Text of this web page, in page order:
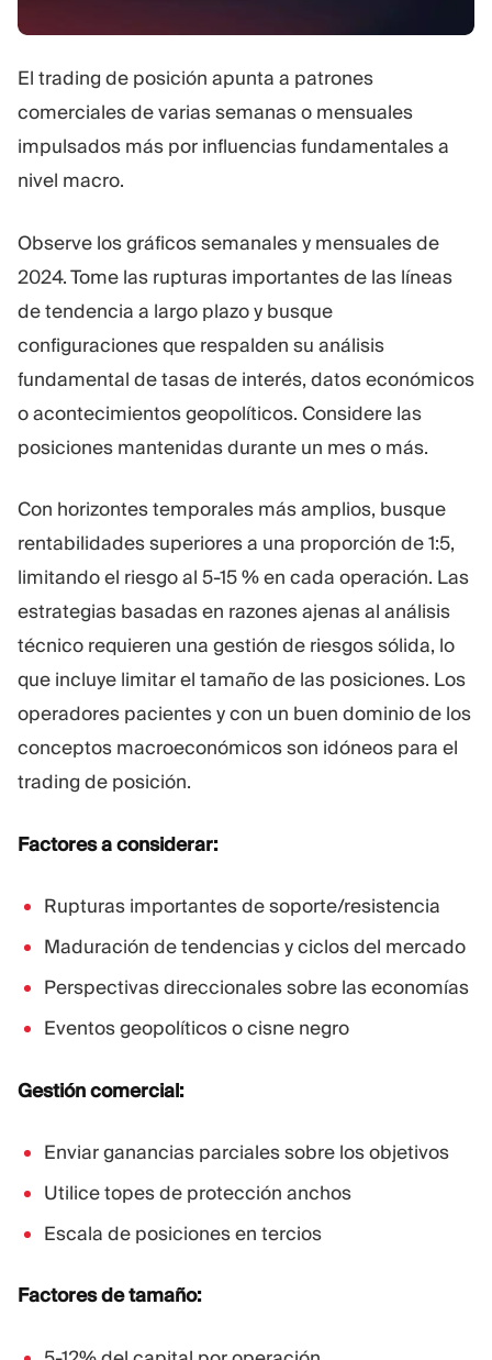
El trading de posición apunta a patrones
comerciales de varias semanas o mensuales
impulsados más por influencias fundamentales a
nivel macro.
Observe los gráficos semanales y mensuales de
2024. Tome las rupturas importantes de las líneas
de tendencia a largo plazo y busque
configuraciones que respalden su análisis
fundamental de tasas de interés, datos económicos
o acontecimientos geopolíticos. Considere las
posiciones mantenidas durante un mes o más.
Con horizontes temporales más amplios, busque
rentabilidades superiores a una proporción de 1:5,
limitando el riesgo al 5-15 % en cada operación. Las
estrategias basadas en razones ajenas al análisis
técnico requieren una gestión de riesgos sólida, lo
que incluye limitar el tamaño de las posiciones. Los
operadores pacientes y con un buen dominio de los
conceptos macroeconómicos son idóneos para el
trading de posición.
Factores a considerar:
Rupturas importantes de soporte/resistencia
Maduración de tendencias y ciclos del mercado
Perspectivas direccionales sobre las economías
Eventos geopolíticos o cisne negro
Gestión comercial:
Enviar ganancias parciales sobre los objetivos
Utilice topes de protección anchos
Escala de posiciones en tercios
Factores de tamaño: